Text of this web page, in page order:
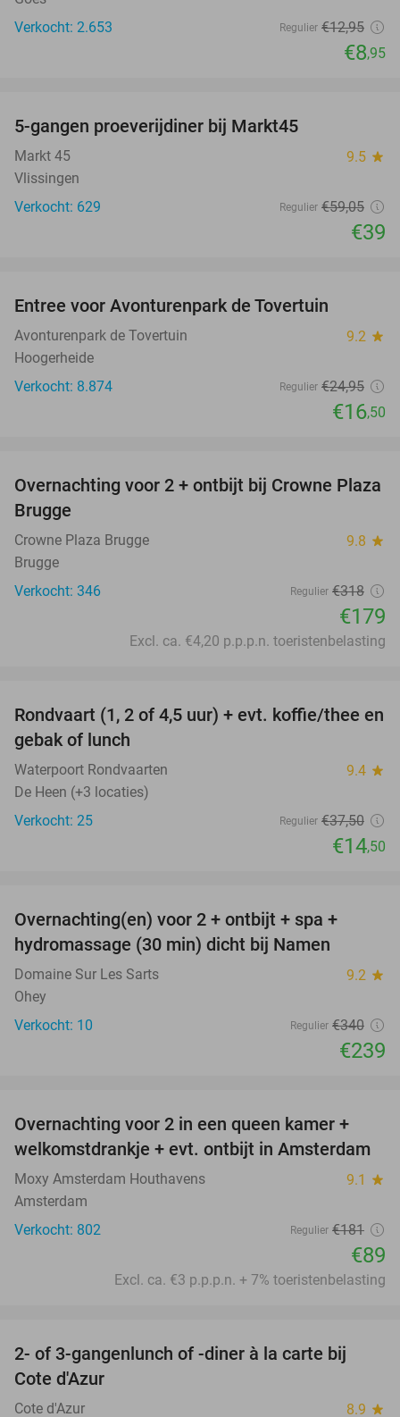
Verkocht: 2.653
Regulier €12,95
€8,95
5-gangen proeverijdiner bij Markt45
Markt 45 9.5 star
Vlissingen
Verkocht: 629
Regulier €59,05
€39
Entree voor Avonturenpark de Tovertuin
Avonturenpark de Tovertuin 9.2 star
Hoogerheide
Verkocht: 8.874
Regulier €24,95
€16,50
44%
Overnachting voor 2 + ontbijt bij Crowne Plaza
Brugge
Crowne Plaza Brugge 9.8 star
Brugge
Verkocht: 346
Regulier €318
€179
Excl. ca. €4,20 p.p.p.n. toeristenbelasting
61%
Rondvaart (1, 2 of 4,5 uur) + evt. koffie/thee en
gebak of lunch
Waterpoort Rondvaarten 9.4 star
De Heen (+3 locaties)
Verkocht: 25
Regulier €37,50
€14,50
Overnachting(en) voor 2 + ontbijt + spa +
hydromassage (30 min) dicht bij Namen
Domaine Sur Les Sarts 9.2 star
Ohey
Verkocht: 10
Regulier €340
€239
51%
Overnachting voor 2 in een queen kamer +
welkomstdrankje + evt. ontbijt in Amsterdam
Moxy Amsterdam Houthavens 9.1 star
Amsterdam
Verkocht: 802
Regulier €181
€89
Excl. ca. €3 p.p.p.n. + 7% toeristenbelasting
49%
2- of 3-gangenlunch of -diner à la carte bij
Cote d'Azur
Cote d'Azur 8.9 star